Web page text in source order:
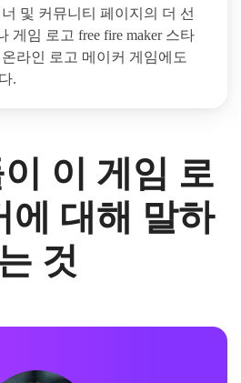
및 커뮤니티 페이지의 더 선
게임 로고 free fire maker 스타
라인 로고 메이커 게임에도
.
이 게임 로
에 대해 말하
는 것